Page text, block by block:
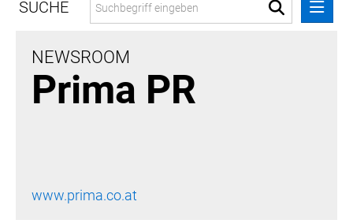
MELDUNGEN
PRESSEKONTAKT
NEWSROOM
Prima PR
www.prima.co.at